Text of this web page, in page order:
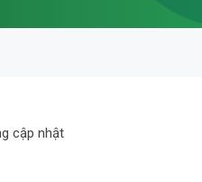
cập nhật